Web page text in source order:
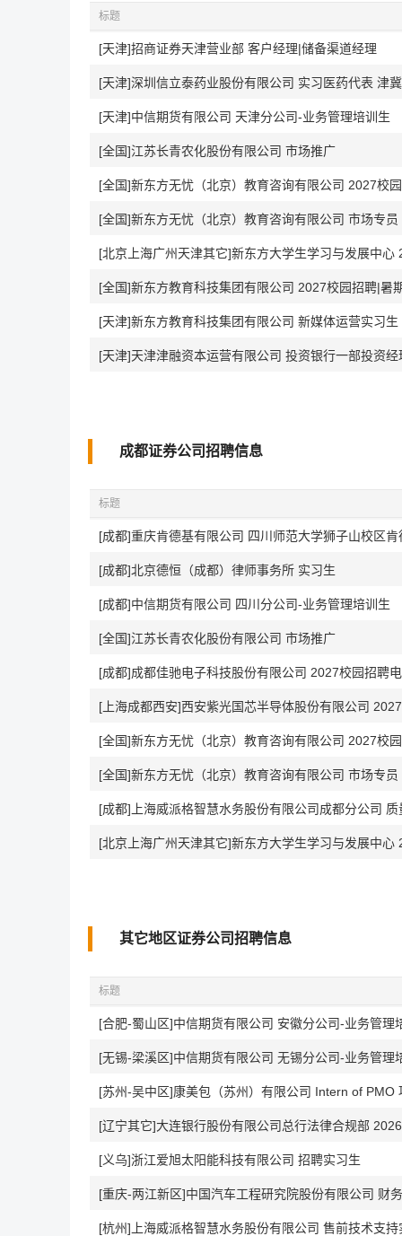
标题
[天津]招商证券天津营业部 客户经理|储备渠道经理
[天津]深圳信立泰药业股份有限公司 实习医药代表 津
[天津]中信期货有限公司 天津分公司-业务管理培训生
[全国]江苏长青农化股份有限公司 市场推广
[全国]新东方无忧（北京）教育咨询有限公司 2027校
[全国]新东方无忧（北京）教育咨询有限公司 市场专员
[北京上海广州天津其它]新东方大学生学习与发展中心
[全国]新东方教育科技集团有限公司 2027校园招聘|暑
[天津]新东方教育科技集团有限公司 新媒体运营实习生
[天津]天津津融资本运营有限公司 投资银行一部投资
成都证券公司招聘信息
标题
[成都]重庆肯德基有限公司 四川师范大学狮子山校区
[成都]北京德恒（成都）律师事务所 实习生
[成都]中信期货有限公司 四川分公司-业务管理培训生
[全国]江苏长青农化股份有限公司 市场推广
[上海成都西安]西安紫光国芯半导体股份有限公司
[全国]新东方无忧（北京）教育咨询有限公司 2027校
[全国]新东方无忧（北京）教育咨询有限公司 市场专员
[成都]上海威派格智慧水务股份有限公司成都分公司
[北京上海广州天津其它]新东方大学生学习与发展中心
其它地区证券公司招聘信息
标题
[合肥-蜀山区]中信期货有限公司 安徽分公司-业务管理
[无锡-梁溪区]中信期货有限公司 无锡分公司-业务管理
[苏州-吴中区]康美包（苏州）有限公司 Intern of PMO
[辽宁其它]大连银行股份有限公司总行法律合规部
[义乌]浙江爱旭太阳能科技有限公司 招聘实习生
[重庆-两江新区]中国汽车工程研究院股份有限公司 财
[杭州]上海威派格智慧水务股份有限公司 售前技术支